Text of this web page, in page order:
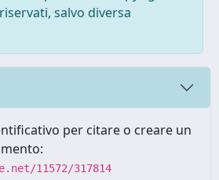
salvo diversa
per citare o creare un
11572/317814